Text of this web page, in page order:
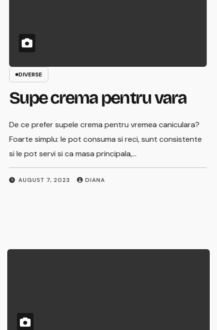
DIVERSE
Supe crema pentru vara
AUGUST 7, 2023 DIANA
De ce prefer supele crema pentru vremea caniculara?
Foarte simplu: le pot consuma si reci, sunt consistente
si le pot servi si ca masa principala,…